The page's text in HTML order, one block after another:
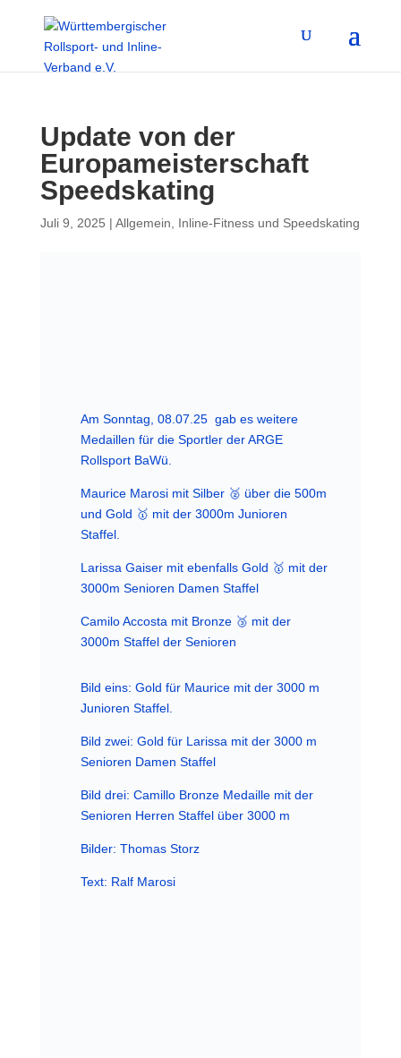
Update von der
Europameisterschaft
Speedskating
Juli 9, 2025 | Allgemein Inline-Fitness und Speedskating
Am Sonntag, 08.07.25 gab es weitere
Medaillen für die Sportler der ARGE
Rollsport BaWü.
Maurice Marosi mit Silber 🥈 über die 500m
und Gold 🥇 mit der 3000m Junioren
Staffel.
Larissa Gaiser mit ebenfalls Gold 🥇 mit der
3000m Senioren Damen Staffel
Camilo Accosta mit Bronze 🥉 mit der
3000m Staffel der Senioren
Bild eins: Gold für Maurice mit der 3000 m
Junioren Staffel.
Bild zwei: Gold für Larissa mit der 3000 m
Senioren Damen Staffel
Bild drei: Camillo Bronze Medaille mit der
Senioren Herren Staffel über 3000 m
Bilder: Thomas Storz
Text: Ralf Marosi